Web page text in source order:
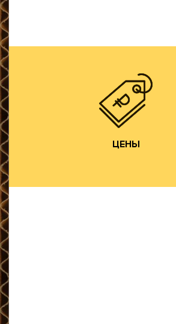
ЦЕНЫ
ЦЕНЫ
Цены на гофротару нашего
производства всегда ниже,
переработчиков, так как